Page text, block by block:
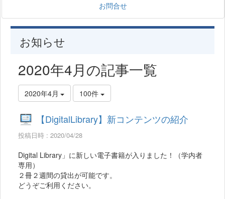
お問合せ
お知らせ
2020年4月の記事一覧
2020年4月 100件
【DigitalLibrary】新コンテンツの紹介
投稿日時 : 2020/04/28
Digital Library」に新しい電子書籍が入りました！（学内者
専用）
２冊２週間の貸出が可能です。
どうぞご利用ください。